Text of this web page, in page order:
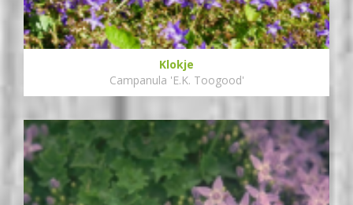
Klokje
Campanula 'E.K. Toogood'